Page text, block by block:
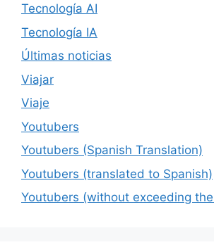
Tecnología AI
Tecnología IA
Últimas noticias
Viajar
Viaje
Youtubers
Youtubers (Spanish Translation)
Youtubers (translated to Spanish)
Youtubers (without exceeding